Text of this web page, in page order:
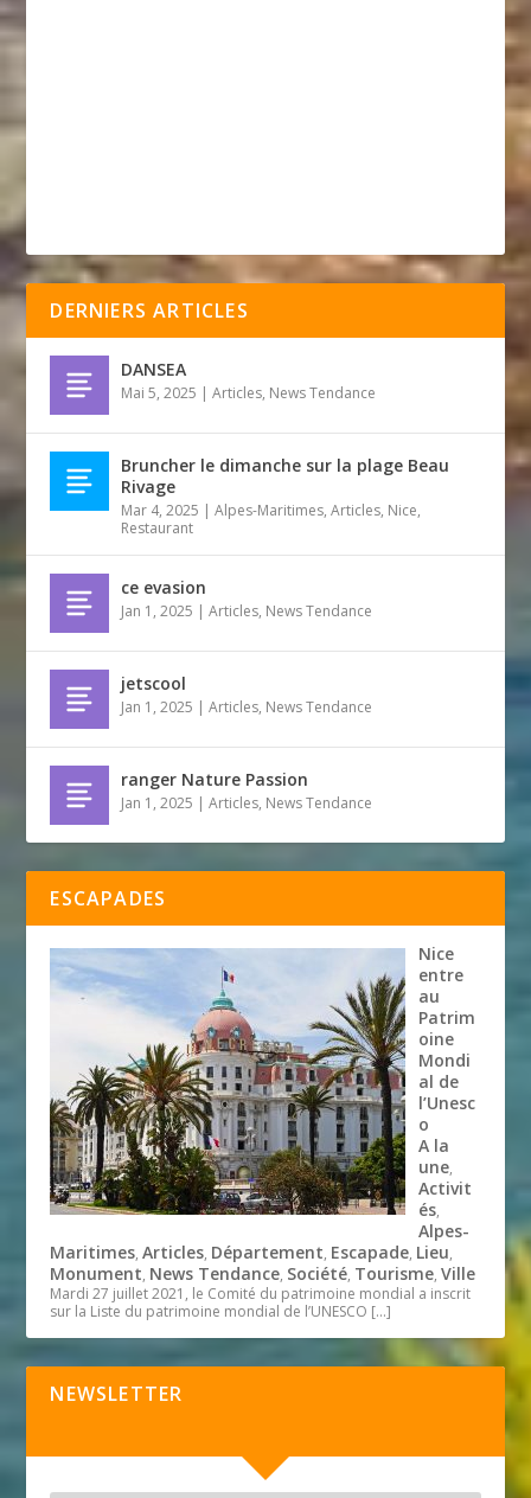
DERNIERS ARTICLES
DANSEA
Mai 5, 2025 |Articles, News Tendance
Bruncher le dimanche sur la plage Beau
Rivage
Mar 4, 2025 |Alpes-Maritimes,Articles, Nice,
Restaurant
ce evasion
Jan 1, 2025 |Articles, News Tendance
jetscool
Jan 1, 2025 |Articles, News Tendance
ranger Nature Passion
Jan 1, 2025 |Articles, News Tendance
ESCAPADES
Nice
entre
au
Patrim
oine
Mondi
al de
l’Unesc
o
A la
une,
Activit
és,
Alpes-
Maritimes,Articles, Département, Escapade, Lieu,
Monument, News Tendance, Société, Tourisme,Ville
Mardi 27 juillet 2021, le Comité du patrimoine mondial a inscrit
sur la Liste du patrimoine mondial de l’UNESCO […]
NEWSLETTER